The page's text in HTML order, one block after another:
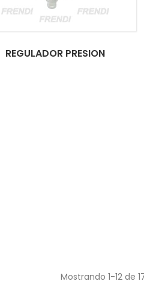
REGULADOR PRESION
Mostrando 1-12 de